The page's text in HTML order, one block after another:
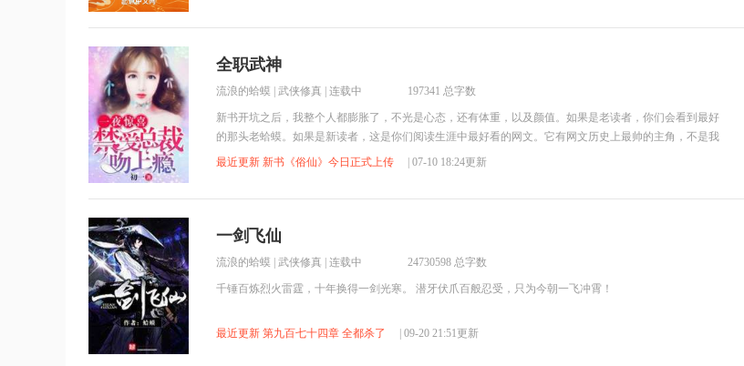
全职武神
流浪的蛤蟆 武侠修真 | 连载中 197341 总字数
新书开坑之后，我整个人都膨胀了，不光是心态，还有体重，以及颜值。如果是老读者，你们会看到最好
的那头老蛤蟆。如果是新读者，这是你们阅读生涯中最好看的网文。它有网文历史上最帅的主角，不是我
自吹，自……
最近更新 新书《俗仙》今日正式上传 | 07-10 18:24更新
一剑飞仙
流浪的蛤蟆 武侠修真 | 连载中 24730598 总字数
千锤百炼烈火雷霆，十年换得一剑光寒。 潜牙伏爪百般忍受，只为今朝一飞冲霄！
最近更新 第九百七十四章 全都杀了 | 09-20 21:51更新